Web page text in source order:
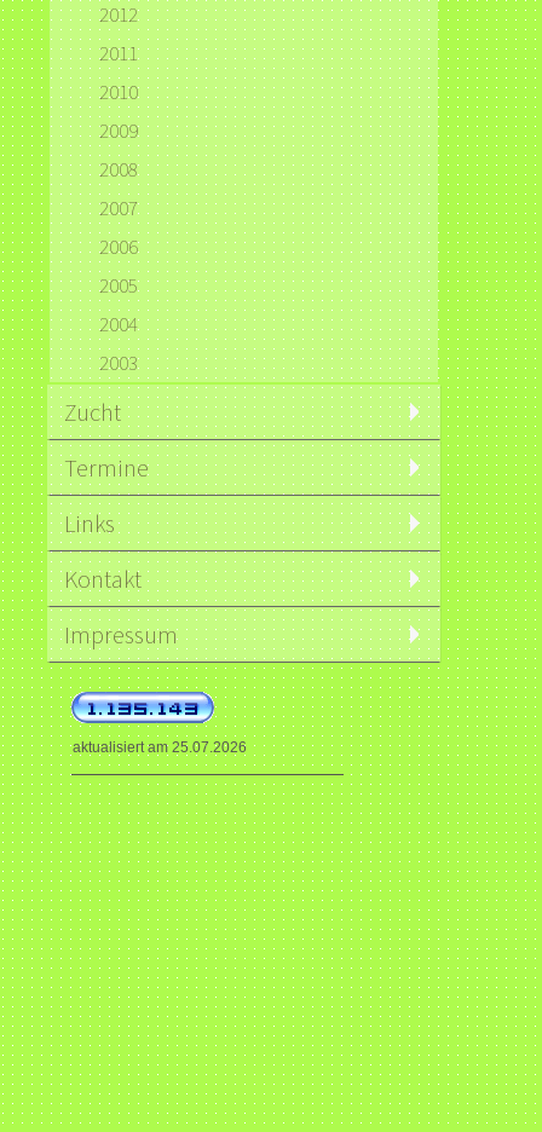
2012
2011
2010
2009
2008
2007
2006
2005
2004
2003
Zucht
Termine
Links
Kontakt
Impressum
aktualisiert am 25.07.2026